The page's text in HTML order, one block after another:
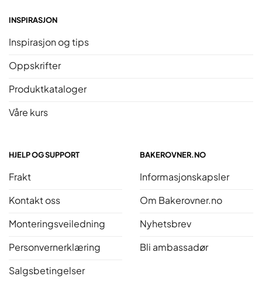
INSPIRASJON
Inspirasjon og tips
Oppskrifter
Produktkataloger
Våre kurs
HJELP OG SUPPORT
Frakt
Kontakt oss
Monteringsveiledning
Personvernerklæring
Salgsbetingelser
BAKEROVNER.NO
Informasjonskapsler
Om Bakerovner.no
Nyhetsbrev
Bli ambassadør